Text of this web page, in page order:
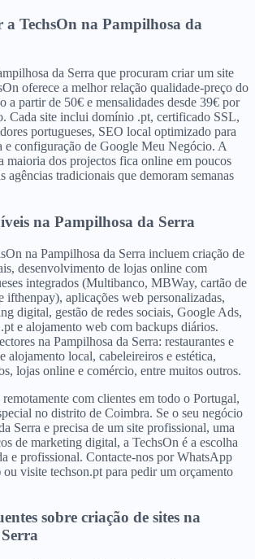
a TechsOn na Pampilhosa da
da Serra que procuram criar um site
oferece a melhor relação qualidade-preço do
a partir de 50€ e mensalidades desde 39€ por
Cada site inclui domínio .pt, certificado SSL,
portugueses, SEO local optimizado para
e configuração de Google Meu Negócio. A
maioria dos projectos fica online em poucos
agências tradicionais que demoram semanas
na Pampilhosa da Serra
na Pampilhosa da Serra incluem criação de
desenvolvimento de lojas online com
integrados (Multibanco, MBWay, cartão de
ifthenpay), aplicações web personalizadas,
digital, gestão de redes sociais, Google Ads,
e alojamento web com backups diários.
na Pampilhosa da Serra: restaurantes e
alojamento local, cabeleireiros e estética,
lojas online e comércio, entre muitos outros.
com clientes em todo o Portugal,
no distrito de Coimbra. Se o seu negócio
Serra e precisa de um site profissional, uma
de marketing digital, a TechsOn é a escolha
e profissional. Contacte-nos por WhatsApp
visite techson.pt para pedir um orçamento
sobre criação de sites na